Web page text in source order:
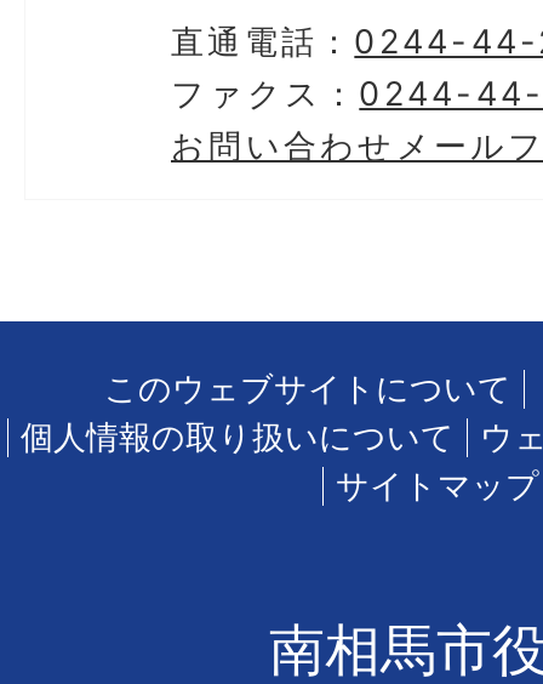
直通電話： 0244-44-
ファクス： 0244-
お問い合わせメール
このウェブサイトについて
個人情報の取り扱いについて
ウ
サイトマップ
南相馬市